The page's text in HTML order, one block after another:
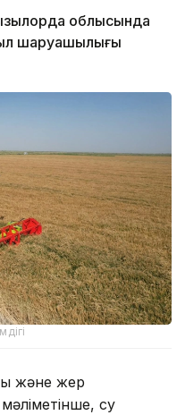
облысында
шаруашылығы
және жер
су